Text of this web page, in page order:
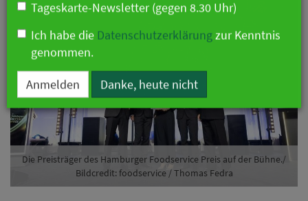
Die Preisträger des Hamburger Foodservice Preis auf der Bühne./
Bildcredit: foodservice / Thomas Fedra
Ich möchte folgende Newsletter erhalten
Tageskarte-Newsletter (gegen 8.30 Uhr)
Ich habe dieDatenschutzerklärung
genommen.
Anmelden Danke, heute nicht